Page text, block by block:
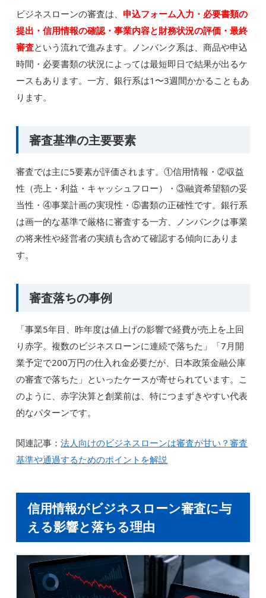
ビジネスローンの審査は、 申込フォーム入力・必要書類の
提出・信用情報の確認・事業内容と財務状況の評価・最終
審査という流れで進みます。ノンバンク系は、商品や申込
時間・必要書類の状況によっては最短即日で結果が出るケ
ースもあります。一方、銀行系は1〜3週間かかることもあ
ります。
審査基準の主要要素
審査では主に5要素が評価されます。①信用情報・②収益
性（売上・利益・キャッシュフロー）・③融資希望額の妥
当性・④事業計画の実現性・⑤書類の正確性です。銀行系
は画一的な基準で厳格に審査する一方、ノンバンクは事業
の将来性や経営者の実績も含めて確認する傾向にありま
す。
審査落ちの事例
「事業5年目、昨年度は値上げの影響で経費が売上を上回
り赤字。複数のビジネスローンに連続で落ちた」「7月開
業予定で200万円の仕入れ金必要だが、日本政策金融公庫
の審査で落ちた」といったケースが寄せられています。こ
のように、赤字決算と創業前は、特につまずきやすい代表
的なパターンです。
関連記事：法人向けのビジネスローンは審査が甘い？審査
基準や通過するためのポイントを解説
信用情報がビジネスローン審査に与
える影響と落ちる理由